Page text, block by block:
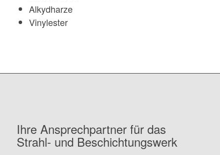
Alkydharze
Vinylester
Ihre Ansprechpartner für das
Strahl- und Beschichtungswerk